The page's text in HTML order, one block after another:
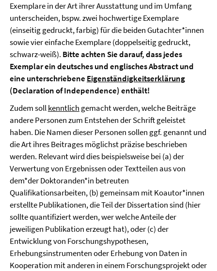
Exemplare in der Art ihrer Ausstattung und im Umfang
unterscheiden, bspw. zwei hochwertige Exemplare
(einseitig gedruckt, farbig) für die beiden Gutachter*innen
sowie vier einfache Exemplare (doppelseitig gedruckt,
schwarz-weiß). Bitte achten Sie darauf, dass jedes
Exemplar ein deutsches und englisches Abstract und
eine unterschriebene Eigenständigkeitserklärung
(Declaration of Independence) enthält!
Zudem sollkenntlich gemacht werden, welche Beiträge
andere Personen zum Entstehen der Schrift geleistet
haben. Die Namen dieser Personen sollen ggf. genannt und
die Art ihres Beitrages möglichst präzise beschrieben
werden. Relevant wird dies beispielsweise bei (a) der
Verwertung von Ergebnissen oder Textteilen aus von
dem*der Doktoranden*in betreuten
Qualifikationsarbeiten, (b) gemeinsam mit Koautor*innen
erstellte Publikationen, die Teil der Dissertation sind (hier
sollte quantifiziert werden, wer welche Anteile der
jeweiligen Publikation erzeugt hat), oder (c) der
Entwicklung von Forschungshypothesen,
Erhebungsinstrumenten oder Erhebung von Daten in
Kooperation mit anderen in einem Forschungsprojekt oder